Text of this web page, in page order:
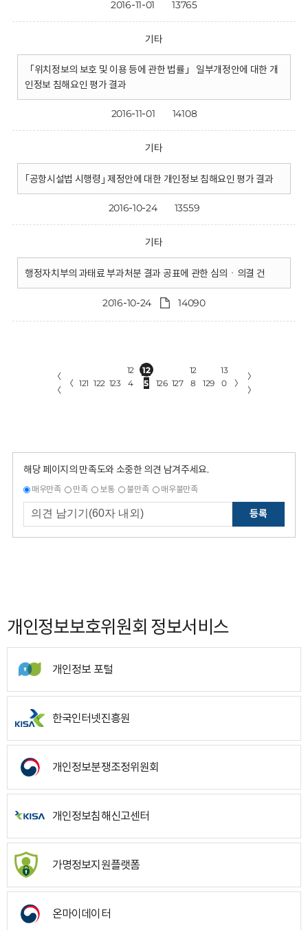
2016-11-01 13765
기타
「위치정보의 보호 및 이용 등에 관한 법률」 일부개정안에 대한 개
인정보 침해요인 평가 결과
2016-11-01 14108
기타
｢공항시설법 시행령｣ 제정안에 대한 개인정보 침해요인 평가 결과
2016-10-24 13559
기타
행정자치부의 과태료 부과처분 결과 공표에 관한 심의ㆍ의결 건
2016-10-24 14090
〈
〈
〈 121 122 123
12
4
12
5
126 127
12
8
129
13
0
〉
〉
〉
해당 페이지의 만족도와 소중한 의견 남겨주세요.
매우만족 만족 보통 불만족 매우불만족
등록
개인정보보호위원회 정보서비스
개인정보 포털
한국인터넷진흥원
개인정보분쟁조정위원회
개인정보침해신고센터
가명정보지원플랫폼
온마이데이터